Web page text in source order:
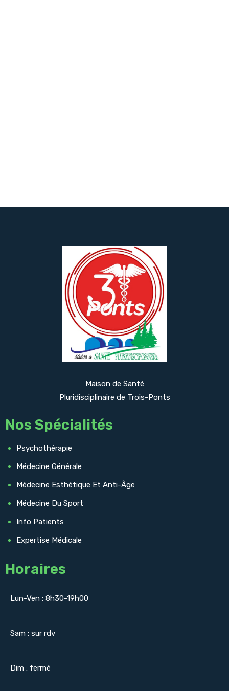
Maison de Santé
Pluridisciplinaire de Trois-Ponts
Nos Spécialités
Psychothérapie
Médecine Générale
Médecine Esthétique Et Anti-Âge
Médecine Du Sport
Info Patients
Expertise Médicale
Horaires
Lun-Ven : 8h30-19h00
Sam : sur rdv
Dim : fermé